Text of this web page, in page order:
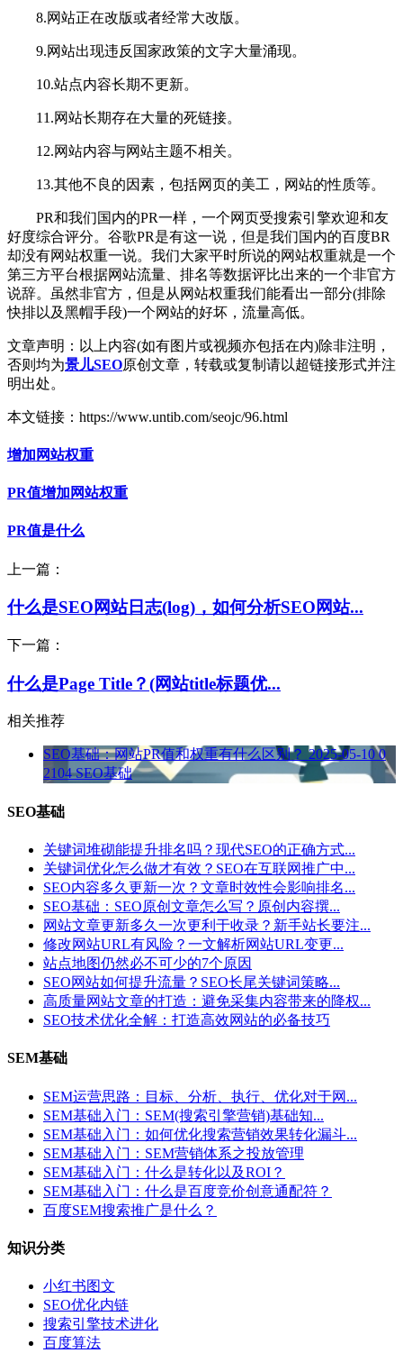
8.网站正在改版或者经常大改版。
9.网站出现违反国家政策的文字大量涌现。
10.站点内容长期不更新。
11.网站长期存在大量的死链接。
12.网站内容与网站主题不相关。
13.其他不良的因素，包括网页的美工，网站的性质等。
PR和我们国内的PR一样，一个网页受搜索引擎欢迎和友
好度综合评分。谷歌PR是有这一说，但是我们国内的百度BR
却没有网站权重一说。我们大家平时所说的网站权重就是一个
第三方平台根据网站流量、排名等数据评比出来的一个非官方
说辞。虽然非官方，但是从网站权重我们能看出一部分(排除
快排以及黑帽手段)一个网站的好坏，流量高低。
文章声明：以上内容(如有图片或视频亦包括在内)除非注明，
否则均为景儿SEO原创文章，转载或复制请以超链接形式并注
明出处。
本文链接：https://www.untib.com/seojc/96.html
增加网站权重
PR值增加网站权重
PR值是什么
上一篇：
什么是SEO网站日志(log)，如何分析SEO网站...
下一篇：
什么是Page Title？(网站title标题优...
相关推荐
SEO基础：网站PR值和权重有什么区别？ 2025-05-10 0
2104 SEO基础
SEO基础
关键词堆砌能提升排名吗？现代SEO的正确方式...
关键词优化怎么做才有效？SEO在互联网推广中...
SEO内容多久更新一次？文章时效性会影响排名...
SEO基础：SEO原创文章怎么写？原创内容撰...
网站文章更新多久一次更利于收录？新手站长要注...
修改网站URL有风险？一文解析网站URL变更...
站点地图仍然必不可少的7个原因
SEO网站如何提升流量？SEO长尾关键词策略...
高质量网站文章的打造：避免采集内容带来的降权...
SEO技术优化全解：打造高效网站的必备技巧
SEM基础
SEM运营思路：目标、分析、执行、优化对于网...
SEM基础入门：SEM(搜索引擎营销)基础知...
SEM基础入门：如何优化搜索营销效果转化漏斗...
SEM基础入门：SEM营销体系之投放管理
SEM基础入门：什么是转化以及ROI？
SEM基础入门：什么是百度竞价创意通配符？
百度SEM搜索推广是什么？
知识分类
小红书图文
SEO优化内链
搜索引擎技术进化
百度算法